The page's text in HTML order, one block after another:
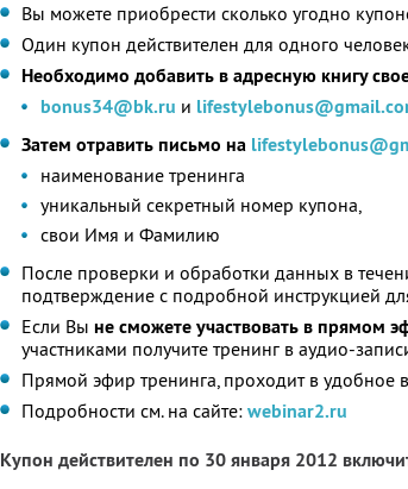
Вы можете приобрести сколько угодно
Один купон действителен для одного
Необходимо добавить в адресную книгу
bonus34@bk.ru и
Затем отравить письмо на
наименование тренинга
уникальный секретный номер купона,
свои Имя и Фамилию
После проверки и обработки данных в
подтверждение с подробной инструкцией
Если Вы не сможете участвовать в прямом
участниками получите тренинг в аудио-
Прямой эфир тренинга, проходит в удобное
Подробности см. на сайте: webinar2.ru
Купон действителен по 30 января 2012